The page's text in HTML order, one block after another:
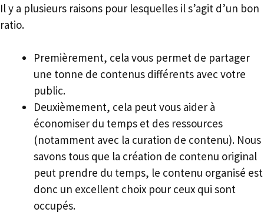
Il y a plusieurs raisons pour lesquelles il s’agit d’un bon
ratio.
Premièrement, cela vous permet de partager
une tonne de contenus différents avec votre
public.
Deuxièmement, cela peut vous aider à
économiser du temps et des ressources
(notamment avec la curation de contenu). Nous
savons tous que la création de contenu original
peut prendre du temps, le contenu organisé est
donc un excellent choix pour ceux qui sont
occupés.